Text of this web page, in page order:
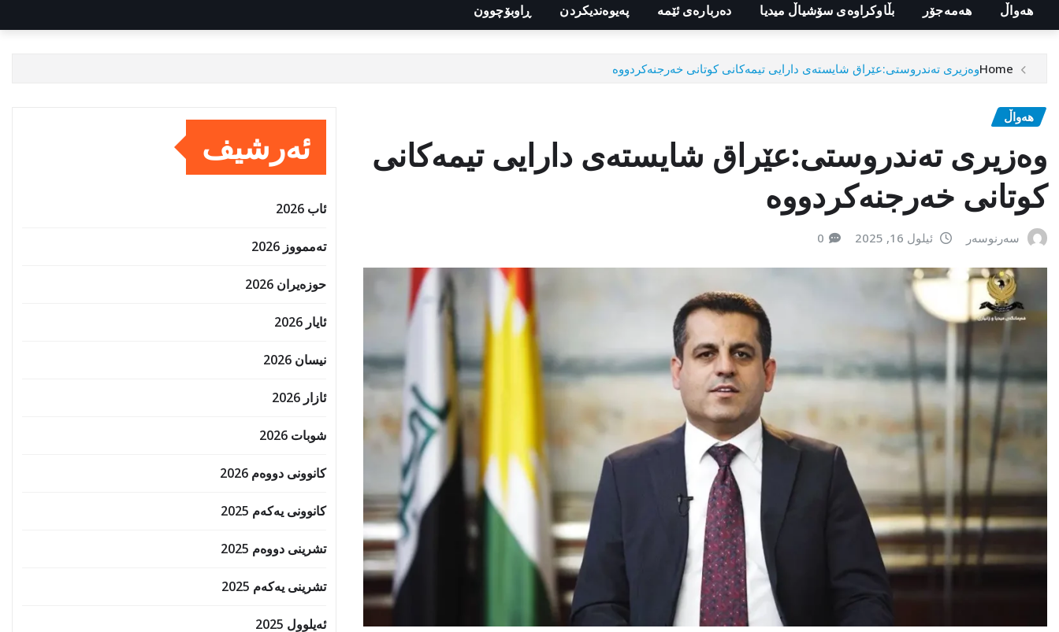
هەواڵ هەمەجۆر بڵاوکراوەی سۆشیاڵ میدیا دەربارەی ئێمە پەیوەندیکردن ڕاوبۆچوون
Homeوەزیری تەندروستی:عێراق شایستەی دارایی تیمەکانی کوتانی خەرجنەکردووە
هەواڵ
وەزیری تەندروستی:عێراق شایستەی دارایی تیمەکانی
کوتانی خەرجنەکردووە
سەرنوسەر ئیلول 16, 2025 0
ئەرشیف
ئاب 2026
تەممووز 2026
حوزه‌یران 2026
ئایار 2026
نیسان 2026
ئازار 2026
شوبات 2026
کانوونی دووەم 2026
کانوونی یەکەم 2025
تشرینی دووەم 2025
تشرینی یەکەم 2025
ئەیلوول 2025